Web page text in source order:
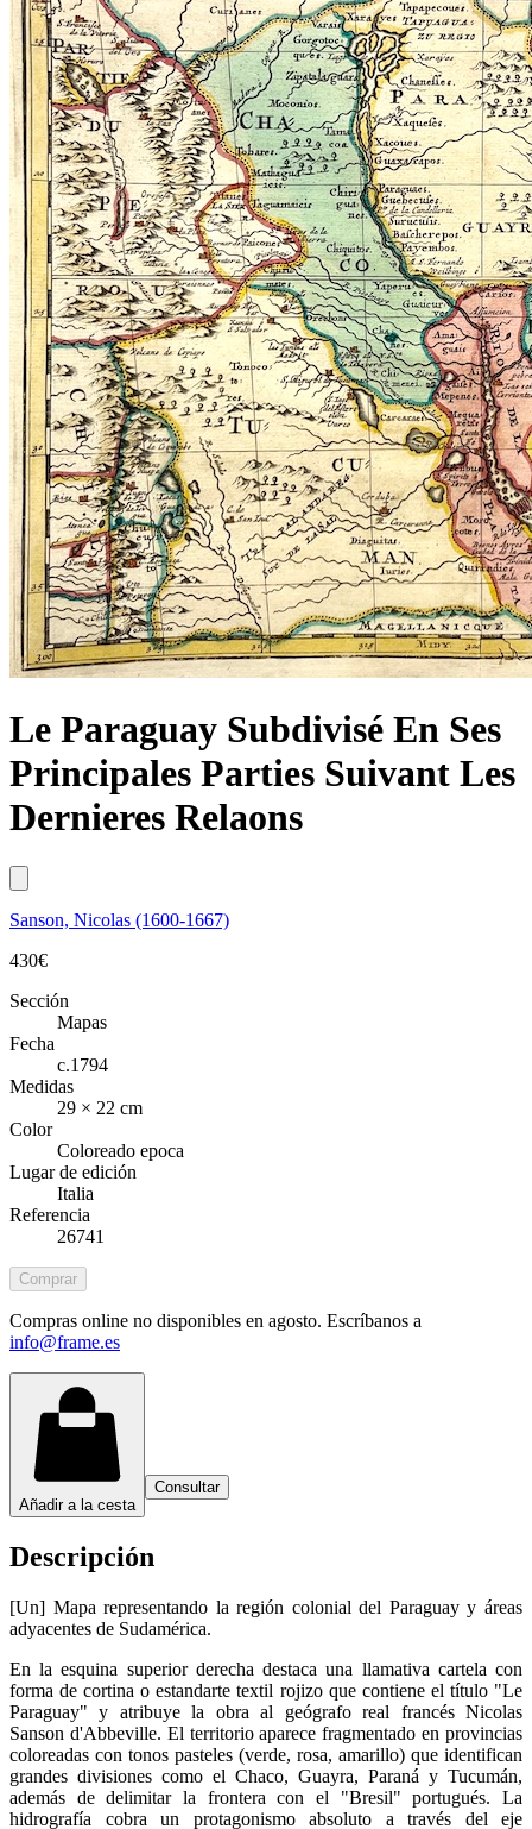
Le Paraguay Subdivisé En Ses
Principales Parties Suivant Les
Dernieres Relaons
Sanson, Nicolas (1600-1667)
430€
Sección
Mapas
Fecha
c.1794
Medidas
29 × 22 cm
Color
Coloreado epoca
Lugar de edición
Italia
Referencia
26741
Comprar
Compras online no disponibles en agosto. Escríbanos a
info@frame.es
Añadir a la cesta
Consultar
Descripción
[Un] Mapa representando la región colonial del Paraguay y áreas
adyacentes de Sudamérica.
En la esquina superior derecha destaca una llamativa cartela con
forma de cortina o estandarte textil rojizo que contiene el título "Le
Paraguay" y atribuye la obra al geógrafo real francés Nicolas
Sanson d'Abbeville. El territorio aparece fragmentado en provincias
coloreadas con tonos pasteles (verde, rosa, amarillo) que identifican
grandes divisiones como el Chaco, Guayra, Paraná y Tucumán,
además de delimitar la frontera con el "Bresil" portugués. La
hidrografía cobra un protagonismo absoluto a través del eje